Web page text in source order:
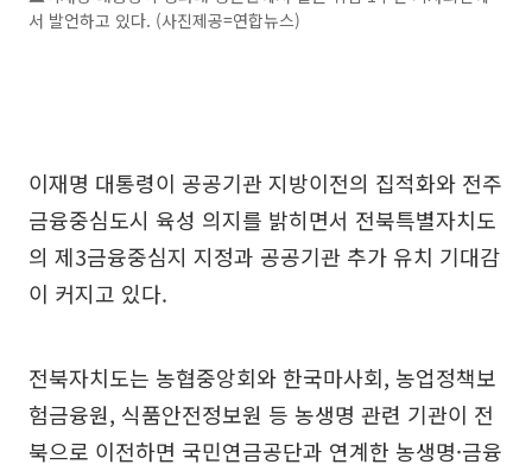
서 발언하고 있다. (사진제공=연합뉴스)
이재명 대통령이 공공기관 지방이전의 집적화와 전주
금융중심도시 육성 의지를 밝히면서 전북특별자치도
의 제3금융중심지 지정과 공공기관 추가 유치 기대감
이 커지고 있다.
전북자치도는 농협중앙회와 한국마사회, 농업정책보
험금융원, 식품안전정보원 등 농생명 관련 기관이 전
북으로 이전하면 국민연금공단과 연계한 농생명·금융